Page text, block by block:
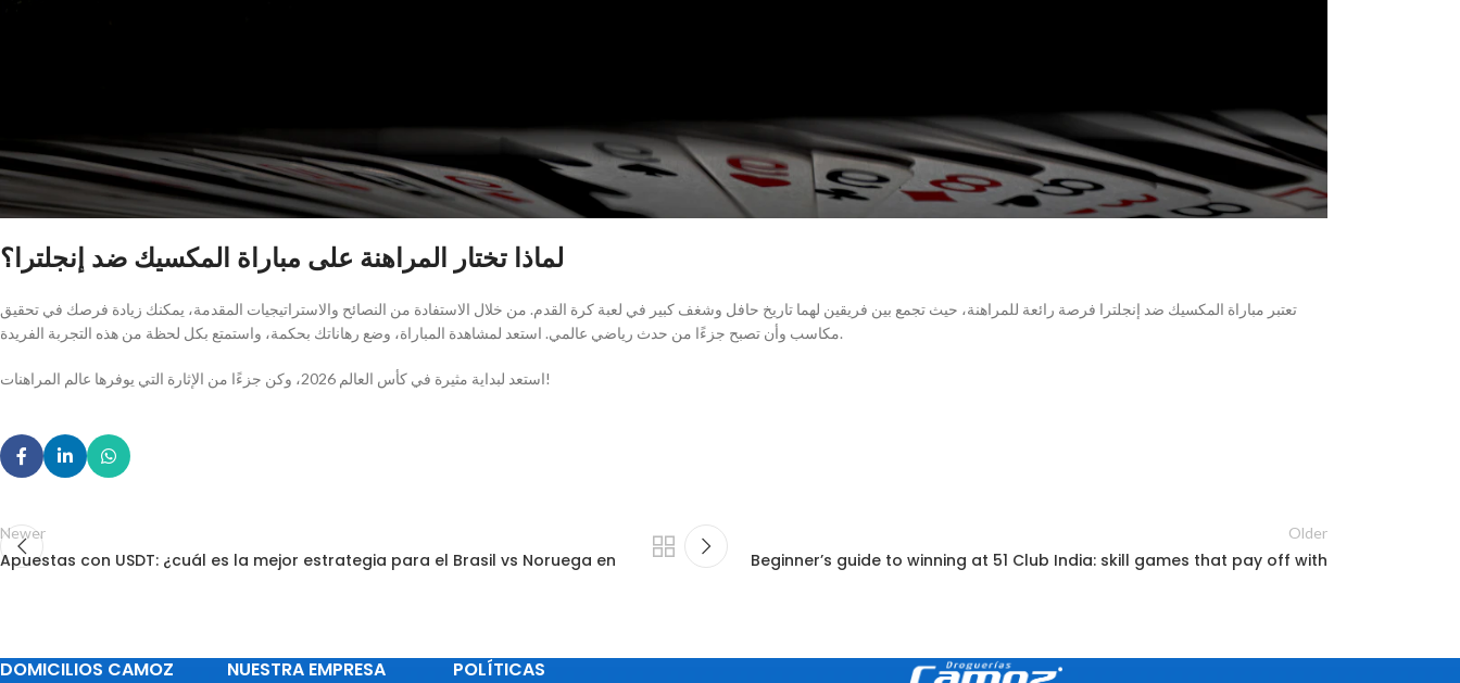
لماذا تختار المراهنة على مباراة المكسيك ضد إنجلترا؟
تعتبر مباراة المكسيك ضد إنجلترا فرصة رائعة للمراهنة، حيث تجمع بين فريقين لهما تاريخ حافل وشغف كبير في لعبة كرة القدم. من خلال الاستفادة من النصائح والاستراتيجيات المقدمة، يمكنك زيادة فرصك في تحقيق
مكاسب وأن تصبح جزءًا من حدث رياضي عالمي. استعد لمشاهدة المباراة، وضع رهاناتك بحكمة، واستمتع بكل لحظة من هذه التجربة الفريدة.
استعد لبداية مثيرة في كأس العالم 2026، وكن جزءًا من الإثارة التي يوفرها عالم المراهنات!
Newer
Apuestas con USDT: ¿cuál es la mejor estrategia para el Brasil vs Noruega en
Older
Beginner’s guide to winning at 51 Club India: skill games that pay off with
DOMICILIOS CAMOZ NUESTRA EMPRESA POLÍTICAS